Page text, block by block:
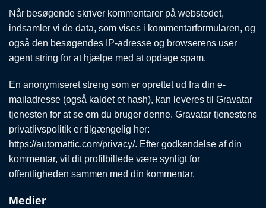
Når besøgende skriver kommentarer på webstedet,
indsamler vi de data, som vises i kommentarformularen, og
også den besøgendes IP-adresse og browserens user
agent string for at hjælpe med at opdage spam.
En anonymiseret streng som er oprettet ud fra din e-
mailadresse (også kaldet et hash), kan leveres til Gravatar
tjenesten for at se om du bruger denne. Gravatar tjenestens
privatlivspolitik er tilgængelig her:
https://automattic.com/privacy/. Efter godkendelse af din
kommentar, vil dit profilbillede være synligt for
offentligheden sammen med din kommentar.
Medier